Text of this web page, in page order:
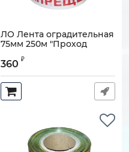
ЛО Лента оградительная
75мм 250м "Проход
белая
Артикул: 110608-00164
360 ₽